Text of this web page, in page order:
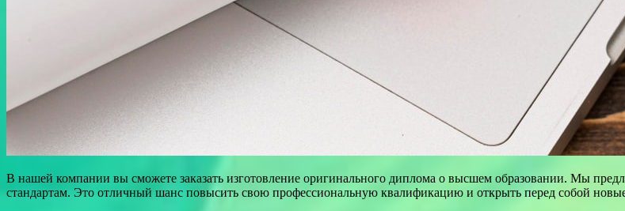
В нашей компании вы сможете заказать изготовление оригинального диплома о высшем образовании. Мы
стандартам. Это отличный шанс повысить свою профессиональную квалификацию и открыть перед собой